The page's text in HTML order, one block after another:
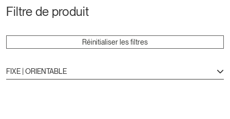
Filtre de produit
Réinitialiser les filtres
FIXE | ORIENTABLE